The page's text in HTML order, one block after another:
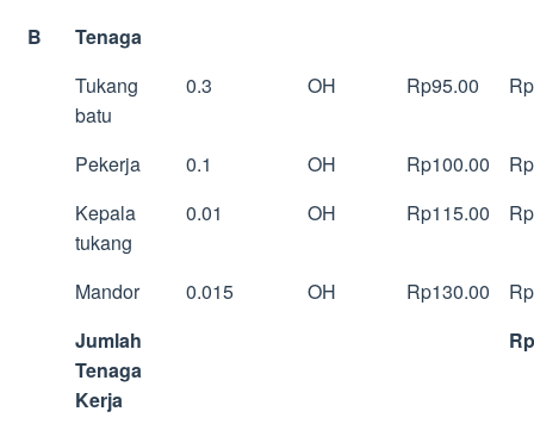
B
Tenaga
Tukang
batu
0.3 OH Rp95.00
Pekerja 0.1 OH Rp100.00
Kepala
tukang
0.01 OH Rp115.00
Mandor 0.015 OH Rp130.00
Jumlah
Tenaga
Kerja